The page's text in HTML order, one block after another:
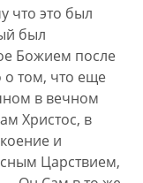
что это был
был
Божием после
о том, что еще
в вечном
Христос, в
и
Царствием,